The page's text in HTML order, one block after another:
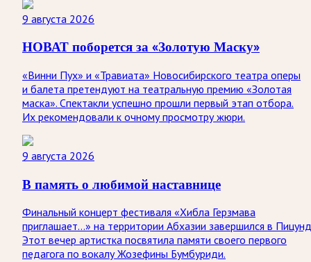
9 августа 2026
НОВАТ поборется за «Золотую Маску»
«Винни Пух» и «Травиата» Новосибирского театра оперы
и балета претендуют на театральную премию «Золотая
маска». Спектакли успешно прошли первый этап отбора.
Их рекомендовали к очному просмотру жюри.
9 августа 2026
В память о любимой наставнице
Финальный концерт фестиваля «Хибла Герзмава
приглашает…» на территории Абхазии завершился в
Этот вечер артистка посвятила памяти своего первого
педагога по вокалу Жозефины Бумбуриди.